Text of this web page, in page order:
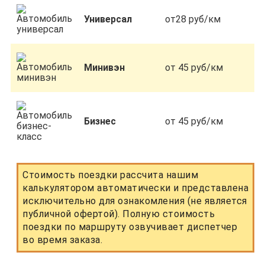
Универсал от28 руб/км
Минивэн от 45 руб/км
Бизнес от 45 руб/км
Стоимость поездки рассчита нашим
калькулятором автоматически и представлена
исключительно для ознакомления (не является
публичной офертой). Полную стоимость
поездки по маршруту озвучивает диспетчер
во время заказа.